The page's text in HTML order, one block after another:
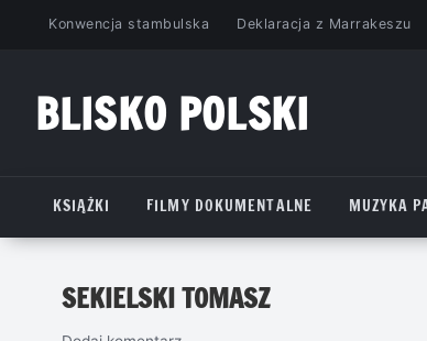
PrzejdźKonwencja stambulska Deklaracja z Marrakeszu
BLISKO POLSKI
KSIĄŻKI
FILMY DOKUMENTALNE MUZYKA
SEKIELSKI TOMASZ